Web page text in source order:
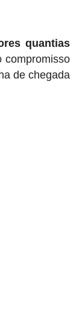
quantias
compromisso
de chegada